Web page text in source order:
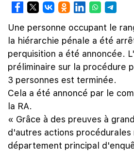
Une personne occupant le
la hiérarchie pénale a été
perquisition a été annoncée.
préliminaire sur la procédure
3 personnes est terminée.
Cela a été annoncé par le
la RA.
« Grâce à des preuves à
d'autres actions procédurales
département principal